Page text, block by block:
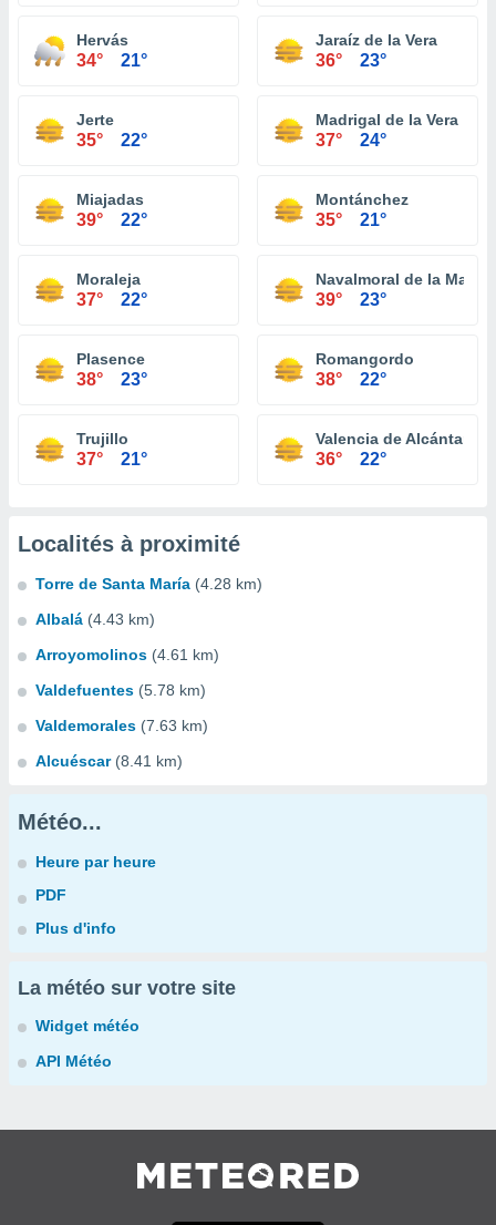
Hervás
34° 21°
Jaraíz de la Vera
36° 23°
Jerte
35° 22°
Madrigal de la Vera
37° 24°
Miajadas
39° 22°
Montánchez
35° 21°
Moraleja
37° 22°
Navalmoral de la Mata
39° 23°
Plasence
38° 23°
Romangordo
38° 22°
Trujillo
37° 21°
Valencia de Alcántara
36° 22°
Localités à proximité
Torre de Santa María (4.28 km)
Albalá (4.43 km)
Arroyomolinos (4.61 km)
Valdefuentes (5.78 km)
Valdemorales (7.63 km)
Alcuéscar (8.41 km)
Météo...
Heure par heure
PDF
Plus d'info
La météo sur votre site
Widget météo
API Météo